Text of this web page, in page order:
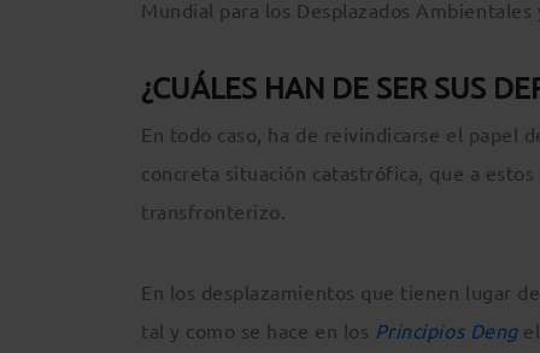
Mundial para los Desplazados
¿CUÁLES HAN DE SER SUS
En todo caso, ha de reivindicarse el papel
concreta situación catastrófica, que a
transfronterizo.
En los desplazamientos que tienen lugar
tal y como se hace en los Principios Deng